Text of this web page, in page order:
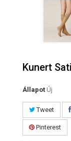
Kunert
Állapot Új
Tweet
Pinterest